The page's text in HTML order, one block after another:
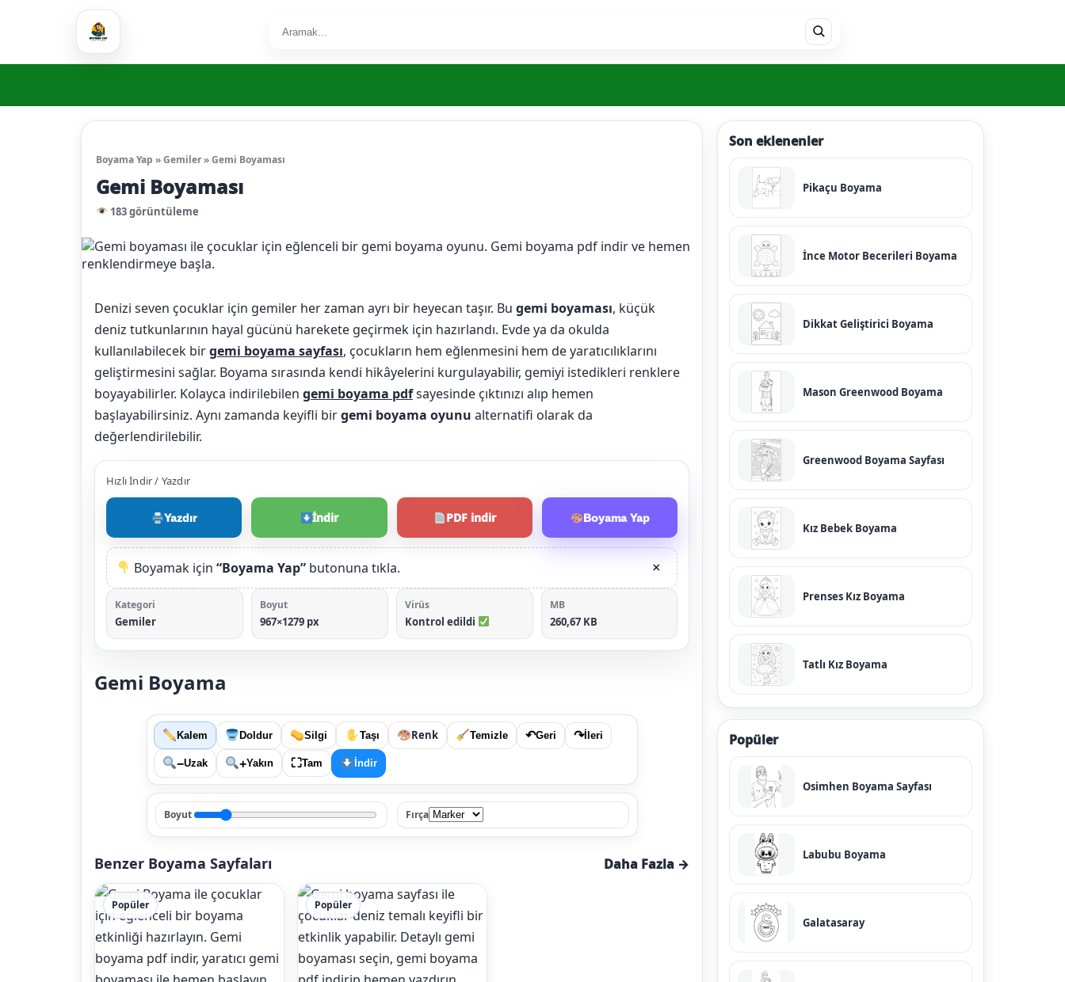
Boyama Yap »Gemiler»Gemi Boyaması
Gemi Boyaması
183 görüntüleme
Denizi seven çocuklar için gemiler her zaman ayrı bir heyecan taşır. Bu gemi boyaması, küçük
deniz tutkunlarının hayal gücünü harekete geçirmek için hazırlandı. Evde ya da okulda
kullanılabilecek birgemi boyama sayfası, çocukların hem eğlenmesini hem de yaratıcılıklarını
geliştirmesini sağlar. Boyama sırasında kendi hikâyelerini kurgulayabilir, gemiyi istedikleri renklere
boyayabilirler. Kolayca indirilebilen gemi boyama pdfsayesinde çıktınızı alıp hemen
başlayabilirsiniz. Aynı zamanda keyifli birgemi boyama oyunu alternatifi olarak da
değerlendirilebilir.
Hızlı İndir / Yazdır
Yazdır İndir PDF indir Boyama Yap
Boyamak için“Boyama Yap” butonuna tıkla. ×
Kategori
Gemiler
Boyut
967×1279 px
Virüs
Kontrol edildi
MB
260,67 KB
Gemi Boyama
Kalem Doldur Silgi Taşı Renk Temizle ↶Geri ↷İleri
−Uzak +Yakın ⛶Tam İndir
Boyut Fırça
Benzer Boyama Sayfaları Daha Fazla →
Popüler Popüler
Son eklenenler
Pikaçu Boyama
İnce Motor Becerileri Boyama
Dikkat Geliştirici Boyama
Mason Greenwood Boyama
Greenwood Boyama Sayfası
Kız Bebek Boyama
Prenses Kız Boyama
Tatlı Kız Boyama
Popüler
Osimhen Boyama Sayfası
Labubu Boyama
Galatasaray